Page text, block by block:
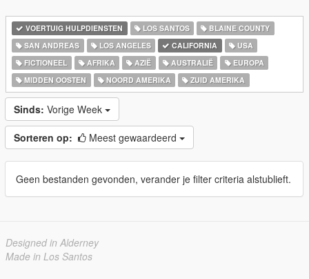
VOERTUIG HULPDIENSTEN LOS SANTOS
BLAINE COUNTY
SAN ANDREAS
LOS ANGELES CALIFORNIA
USA
FICTIONEEL
AFRIKA AZIË AUSTRALIË
EUROPA
MIDDEN OOSTEN
NOORD AMERIKA ZUID AMERIKA
Sinds: Vorige Week
Sorteren op: Meest gewaardeerd
Geen bestanden gevonden, verander je filter criteria alstublieft.
Designed in Alderney
Made in Los Santos